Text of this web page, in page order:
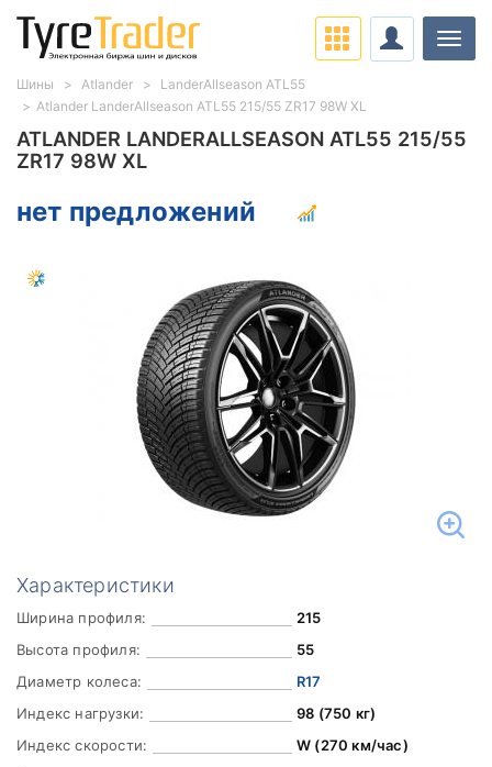
ATLANDER LANDERALLSEASON ATL55 215/55
ZR17 98W XL
нет предложений
Характеристики
Ширина профиля:
215
Высота профиля:
55
Диаметр колеса:
R17
Индекс нагрузки:
98 (750 кг)
Индекс скорости:
W (270 км/час)
Шины Atlander
LanderAllseason ATL55
Atlander LanderAllseason ATL55 215/55 ZR17 98W XL